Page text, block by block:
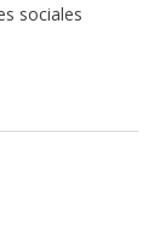
sociales